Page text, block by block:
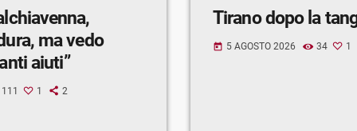
ma vedo
aiuti”
111 1 2
Tirano dopo la
today 5 AGOSTO 2026 34 1